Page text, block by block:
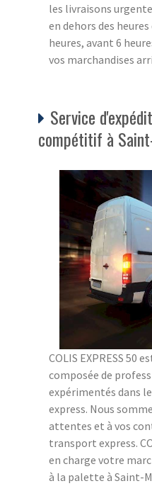
les livraisons
en dehors des
heures, avant 6
vos marchandises
Service
compétitif à
COLIS EXPRESS 50
composée de
expérimentés dans
express. Nous
attentes et à vos
transport express.
en charge votre
à la palette à Saint-